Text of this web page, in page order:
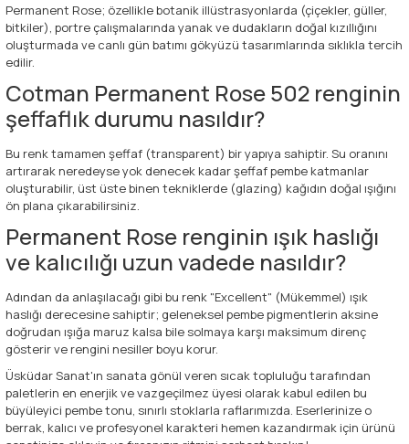
Permanent Rose; özellikle botanik illüstrasyonlarda (çiçekler, güller,
bitkiler), portre çalışmalarında yanak ve dudakların doğal kızıllığını
oluşturmada ve canlı gün batımı gökyüzü tasarımlarında sıklıkla tercih
edilir.
Cotman Permanent Rose 502 renginin
şeffaflık durumu nasıldır?
Bu renk tamamen şeffaf (transparent) bir yapıya sahiptir. Su oranını
artırarak neredeyse yok denecek kadar şeffaf pembe katmanlar
oluşturabilir, üst üste binen tekniklerde (glazing) kağıdın doğal ışığını
ön plana çıkarabilirsiniz.
Permanent Rose renginin ışık haslığı
ve kalıcılığı uzun vadede nasıldır?
Adından da anlaşılacağı gibi bu renk "Excellent" (Mükemmel) ışık
haslığı derecesine sahiptir; geleneksel pembe pigmentlerin aksine
doğrudan ışığa maruz kalsa bile solmaya karşı maksimum direnç
gösterir ve rengini nesiller boyu korur.
Üsküdar Sanat'ın sanata gönül veren sıcak topluluğu tarafından
paletlerin en enerjik ve vazgeçilmez üyesi olarak kabul edilen bu
büyüleyici pembe tonu, sınırlı stoklarla raflarımızda. Eserlerinize o
berrak, kalıcı ve profesyonel karakteri hemen kazandırmak için ürünü